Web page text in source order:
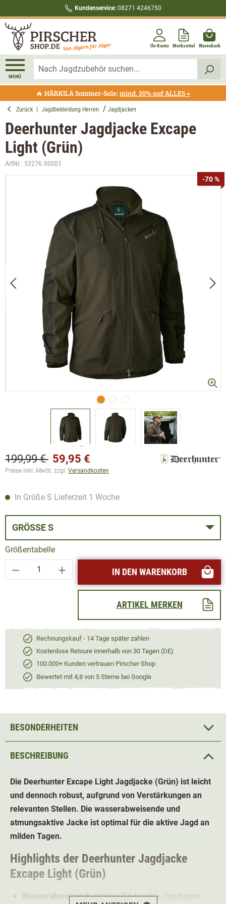
Kundenservice: 08271 4246750
Ihr Konto Merkzettel Warenkorb
MENÜ
🔥 HÄRKILA Sommer-Sale:mind. 20% auf ALLES »
Zurück Jagdbekleidung Herren Jagdjacken
Deerhunter Jagdjacke Excape
Light (Grün)
ArtNr.: 53276.00001
-70 %
199,99 € 59,95 €
Preise inkl. MwSt. zzgl. Versandkosten
In Größe S Lieferzeit 1 Woche
GRÖSSE S
Größentabelle
Produkt Anzahl: Gib den gewünschten
IN DEN WARENKORB
ARTIKEL MERKEN
Rechnungskauf - 14 Tage später zahlen
Kostenlose Retoure innerhalb von 30 Tagen (DE)
100.000+ Kunden vertrauen Pirscher Shop
Bewertet mit 4,8 von 5 Sterne bei Google
BESCHREIBUNG
Die Deerhunter Excape Light Jagdjacke (Grün) ist leicht
und dennoch robust, aufgrund von Verstärkungen an
relevanten Stellen. Die wasserabweisende und
atmungsaktive Jacke ist optimal für die aktive Jagd an
milden Tagen.
Highlights der Deerhunter Jagdjacke
Excape Light (Grün)
Wasserabweisend; optimal für feuchte Jagdtagen
BESONDERHEITEN